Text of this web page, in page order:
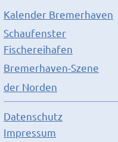
Kalender Bremerhaven
Schaufenster
Fischereihafen
Bremerhaven-Szene
der Norden
Datenschutz
Impressum